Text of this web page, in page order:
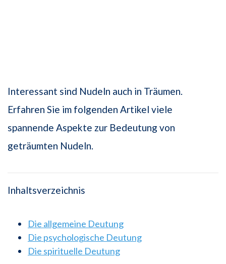
Interessant sind Nudeln auch in Träumen.
Erfahren Sie im folgenden Artikel viele
spannende Aspekte zur Bedeutung von
geträumten Nudeln.
Inhaltsverzeichnis
Die allgemeine Deutung
Die psychologische Deutung
Die spirituelle Deutung